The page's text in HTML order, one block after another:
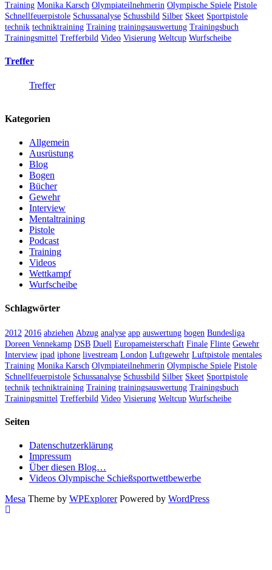
Training Monika Karsch Olympiateilnehmerin Olympische Spiele Pistole
Schnellfeuerpistole Schussanalyse Schussbild Silber Skeet Sportpistole
technik techniktraining Training trainingsauswertung Trainingsbuch
Trainingsmittel Trefferbild Video Visierung Weltcup Wurfscheibe
Treffer
Treffer
Kategorien
Allgemein
Ausrüstung
Blog
Bogen
Bücher
Gewehr
Interview
Mentaltraining
Pistole
Podcast
Training
Videos
Wettkampf
Wurfscheibe
Schlagwörter
2012 2016 abziehen Abzug analyse app auswertung bogen Bundesliga
Doreen Vennekamp DSB Duell Europameisterschaft Finale Flinte Gewehr
Interview ipad iphone livestream London Luftgewehr Luftpistole mentales
Training Monika Karsch Olympiateilnehmerin Olympische Spiele Pistole
Schnellfeuerpistole Schussanalyse Schussbild Silber Skeet Sportpistole
technik techniktraining Training trainingsauswertung Trainingsbuch
Trainingsmittel Trefferbild Video Visierung Weltcup Wurfscheibe
Seiten
Datenschutzerklärung
Impressum
Über diesen Blog…
Videos Olympische Schießsportwettbewerbe
Mesa Theme by WPExplorerPowered by WordPress